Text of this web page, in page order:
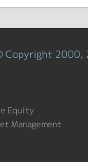
Copyright 2000,
Equity
Management